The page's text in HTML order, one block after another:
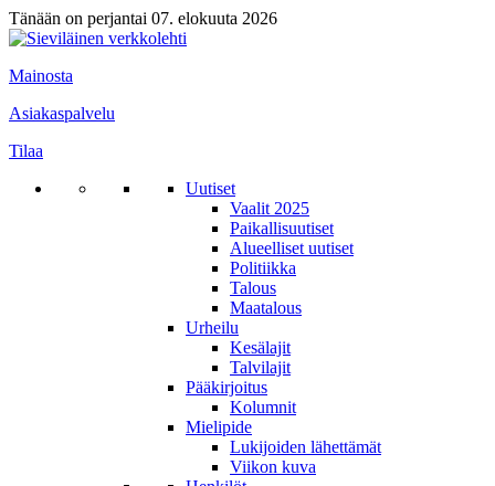
Tänään on perjantai 07. elokuuta 2026
Mainosta
Asiakaspalvelu
Tilaa
Uutiset
Vaalit 2025
Paikallisuutiset
Alueelliset uutiset
Politiikka
Talous
Maatalous
Urheilu
Kesälajit
Talvilajit
Pääkirjoitus
Kolumnit
Mielipide
Lukijoiden lähettämät
Viikon kuva